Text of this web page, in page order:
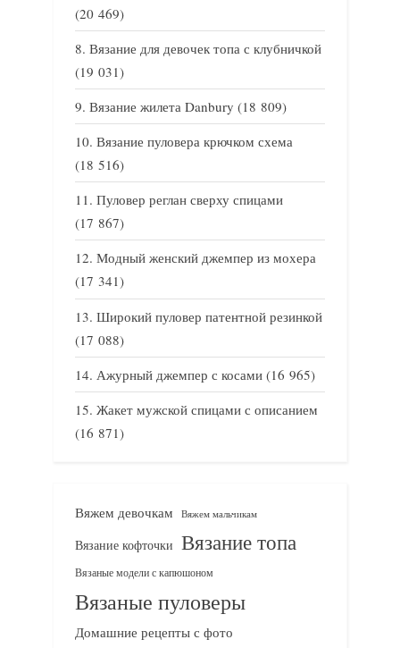
(20 469)
Вязание для девочек топа с клубничкой
(19 031)
Вязание жилета Danbury (18 809)
Вязание пуловера крючком схема
(18 516)
Пуловер реглан сверху спицами
(17 867)
Модный женский джемпер из мохера
(17 341)
Широкий пуловер патентной резинкой
(17 088)
Ажурный джемпер с косами (16 965)
Жакет мужской спицами с описанием
(16 871)
Вяжем девочкам Вяжем мальчикам
Вязание кофточки Вязание топа
Вязаные модели с капюшоном
Вязаные пуловеры
Домашние рецепты с фото